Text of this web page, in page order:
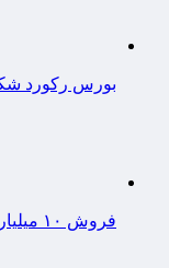
بورس رکورد شکست؛
فروش ۱۰ میلیاردی در بازارهای شبانه‌روزی صنایع